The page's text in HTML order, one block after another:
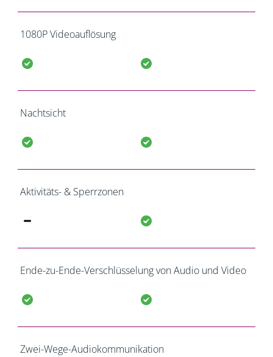
1080P Videoauflösung
Nachtsicht
Aktivitäts- & Sperrzonen
Ende-zu-Ende-Verschlüsselung von Audio und Video
Zwei-Wege-Audiokommunikation